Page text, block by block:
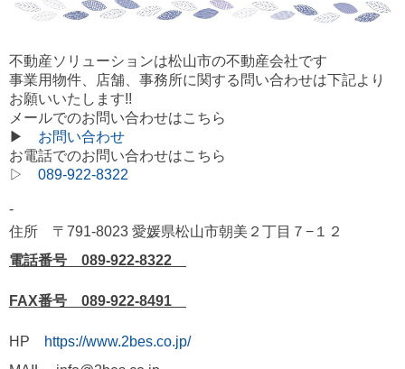
不動産ソリューションは松山市の不動産会社です
事業用物件、店舗、事務所に関する問い合わせは下記より
お願いいたします!!
メールでのお問い合わせはこちら
▶ お問い合わせ
お電話でのお問い合わせはこちら
▷ 089-922-8322
-
住所 〒791-8023 愛媛県松山市朝美２丁目７−１２
電話番号 089-922-8322
FAX番号 089-922-8491
HP
https://www.2bes.co.jp/